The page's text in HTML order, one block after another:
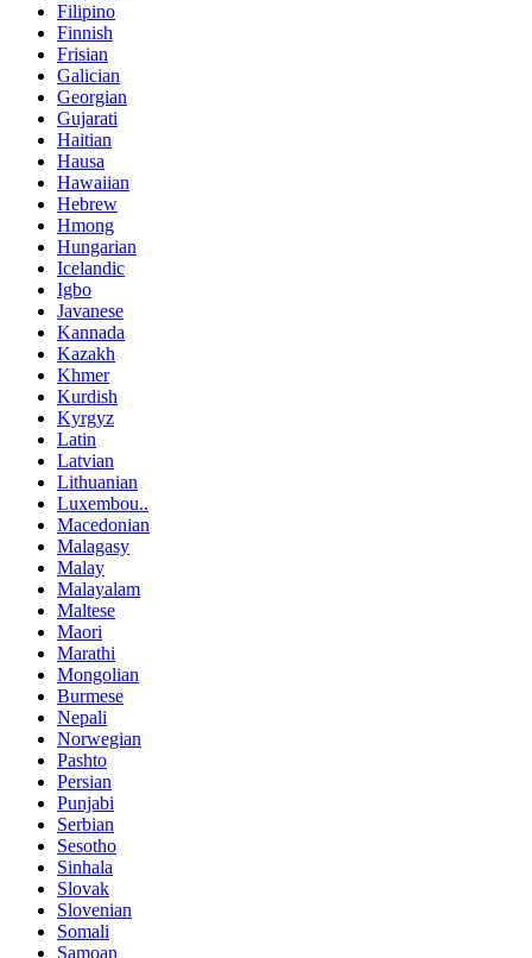
Filipino
Finnish
Frisian
Galician
Georgian
Gujarati
Haitian
Hausa
Hawaiian
Hebrew
Hmong
Hungarian
Icelandic
Igbo
Javanese
Kannada
Kazakh
Khmer
Kurdish
Kyrgyz
Latin
Latvian
Lithuanian
Luxembou..
Macedonian
Malagasy
Malay
Malayalam
Maltese
Maori
Marathi
Mongolian
Burmese
Nepali
Norwegian
Pashto
Persian
Punjabi
Serbian
Sesotho
Sinhala
Slovak
Slovenian
Somali
Samoan